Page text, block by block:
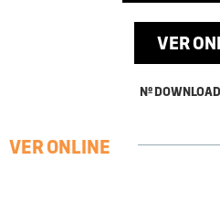
VER
Nº
VER ONLINE